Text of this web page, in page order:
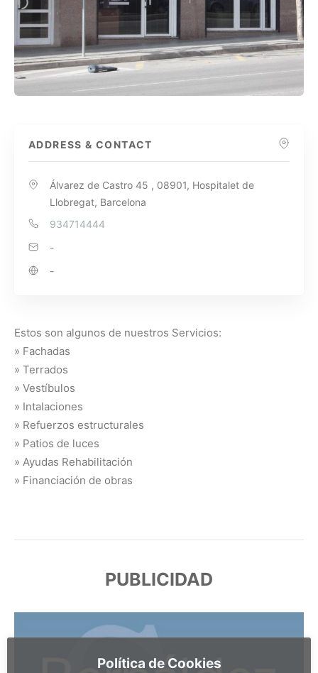
ADDRESS & CONTACT
Álvarez de Castro 45 , 08901, Hospitalet de
Llobregat, Barcelona
934714444
-
-
Estos son algunos de nuestros Servicios:
» Fachadas
» Terrados
» Vestíbulos
» Intalaciones
» Refuerzos estructurales
» Patios de luces
» Ayudas Rehabilitación
» Financiación de obras
PUBLICIDAD
Política de Cookies